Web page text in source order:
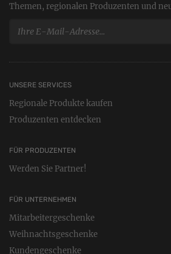
Themen, regionalen Produzenten und
UNSERE SERVICES
Regionale Produkte kaufen
Produzenten entdecken
FÜR PRODUZENTEN
Werden Sie Partner!
FÜR UNTERNEHMEN
Mitarbeitergeschenke
Weihnachtsgeschenke
Kundengeschenke